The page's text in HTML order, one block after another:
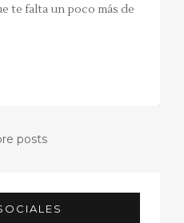
te falta un poco más de
posts